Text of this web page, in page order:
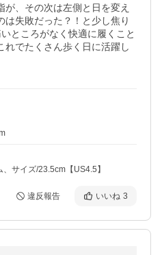
、その次は左側と日を変え
は失敗だった？！と少し焦り
ところがなく快適に履くこと
れでたくさん歩く日に活躍し
サイズ/23.5cm【US4.5】
違反報告 いいね 3